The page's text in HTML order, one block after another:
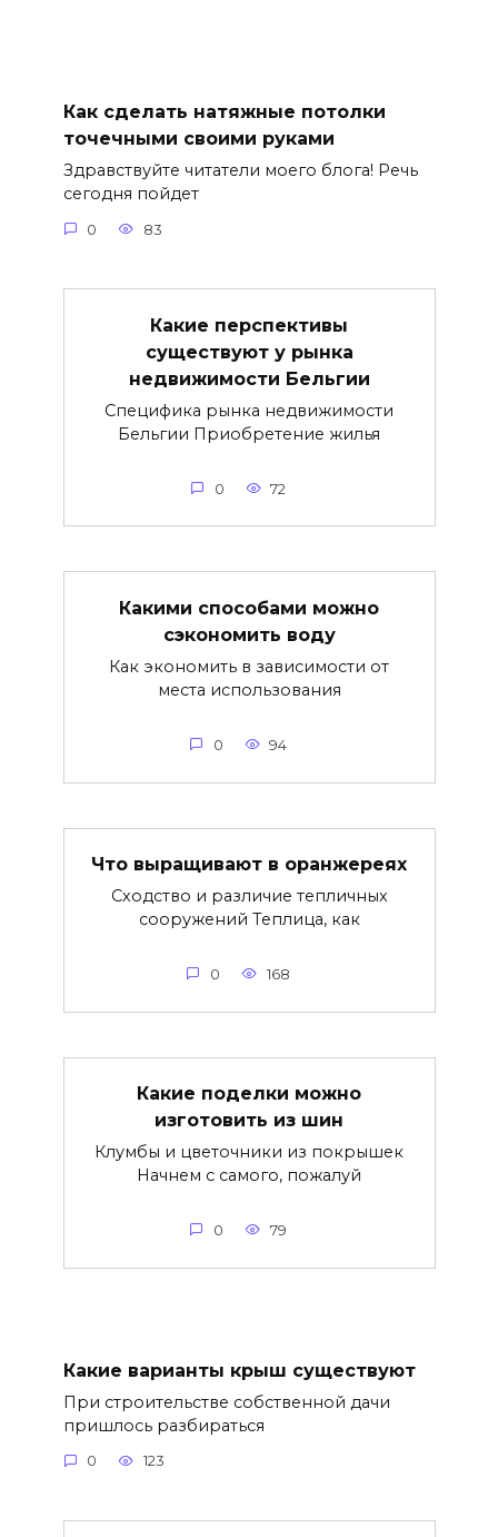
Как сделать натяжные потолки
точечными своими руками
Здравствуйте читатели моего блога! Речь
сегодня пойдет
0 83
Какие перспективы
существуют у рынка
недвижимости Бельгии
Специфика рынка недвижимости
Бельгии Приобретение жилья
0 72
Какими способами можно
сэкономить воду
Как экономить в зависимости от
места использования
0 94
Что выращивают в оранжереях
Сходство и различие тепличных
сооружений Теплица, как
0 168
Какие поделки можно
изготовить из шин
Клумбы и цветочники из покрышек
Начнем с самого, пожалуй
0 79
Какие варианты крыш существуют
При строительстве собственной дачи
пришлось разбираться
0 123